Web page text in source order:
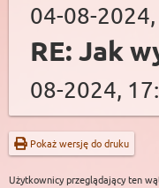
04-08-
RE: Jak
08-2024,
Pokaż wersję do druku
Użytkownicy przeglądający ten